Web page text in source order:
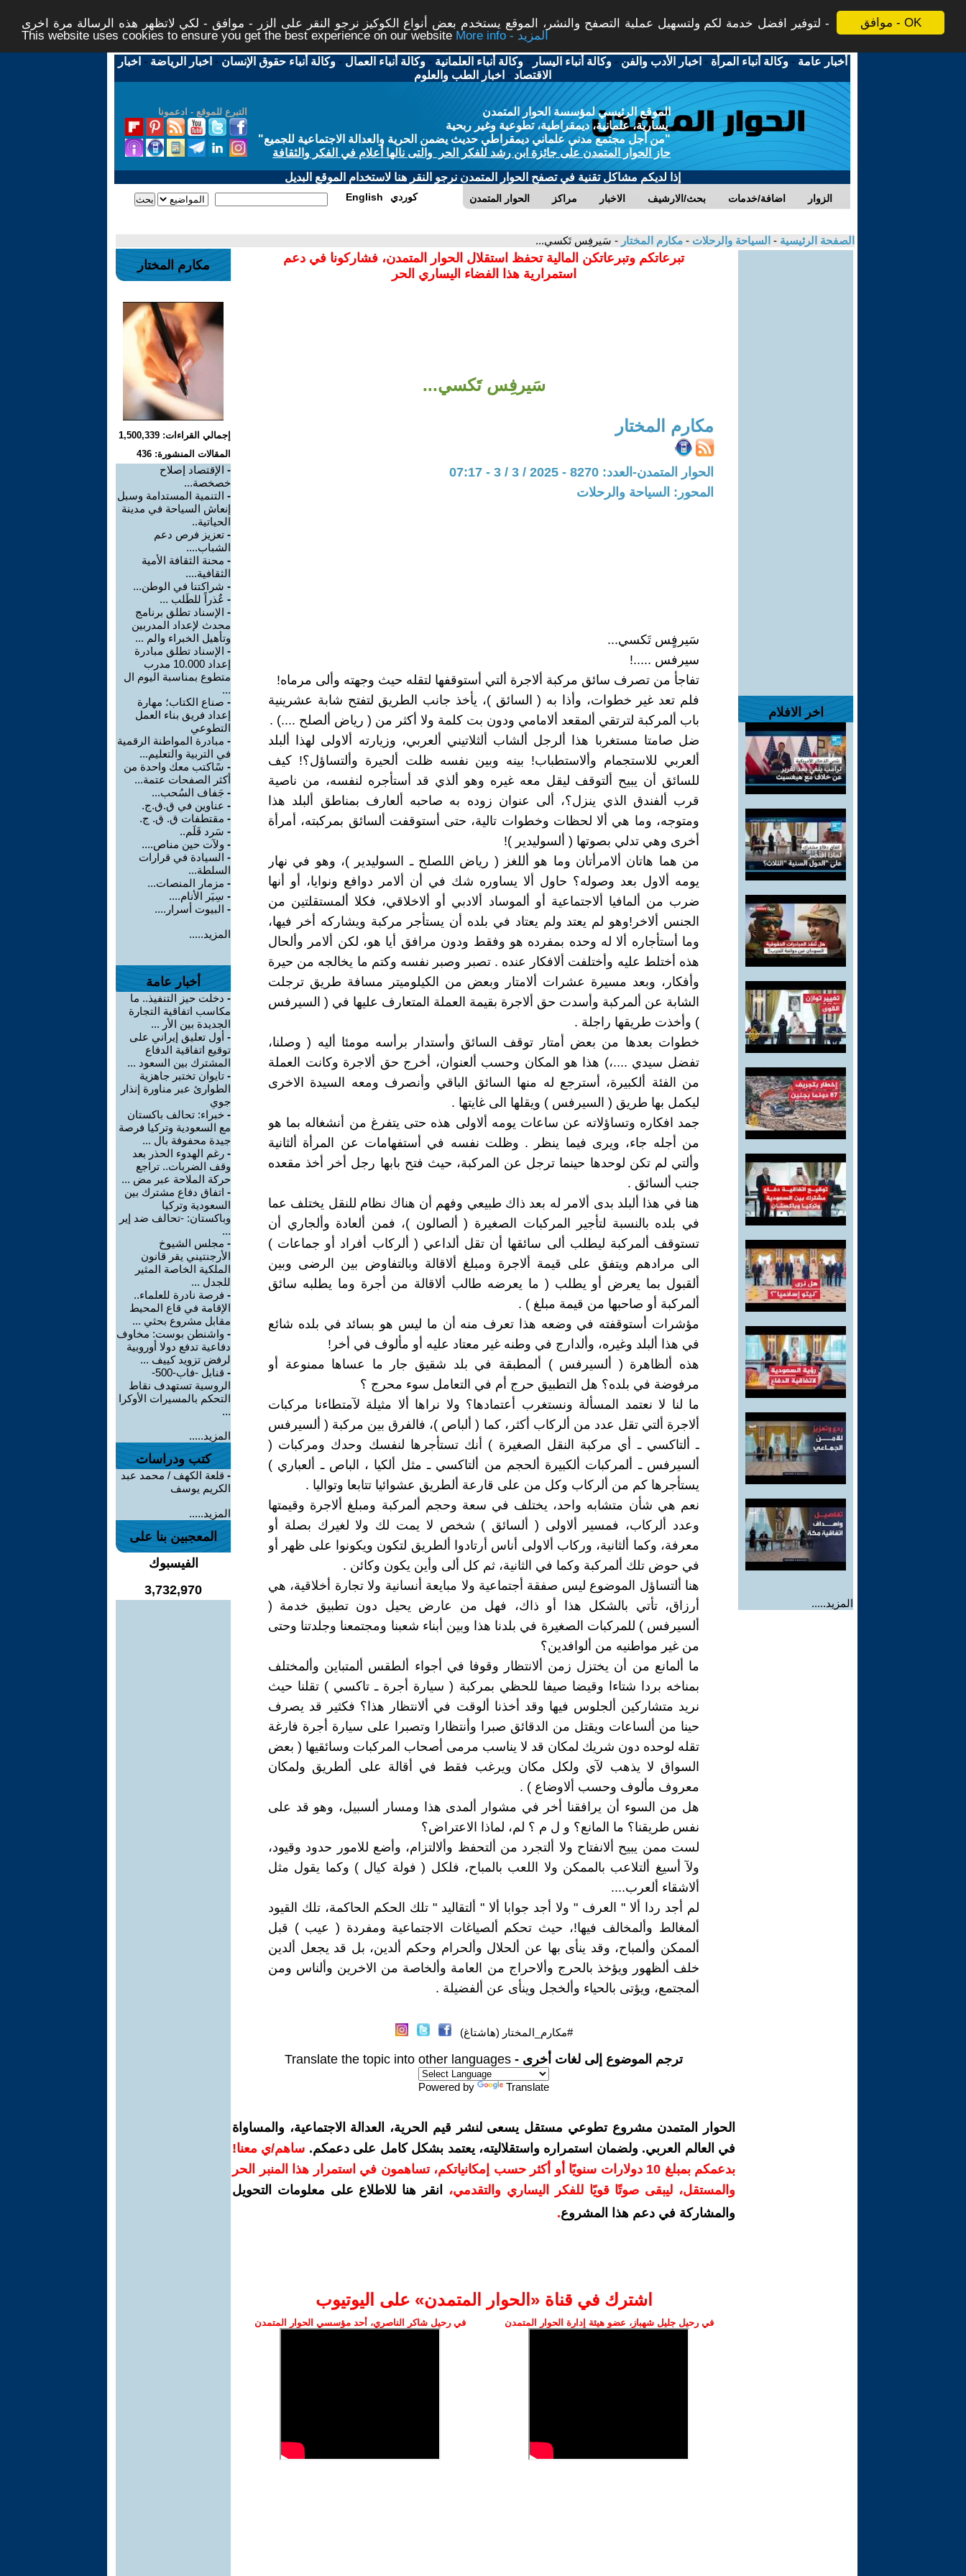
موافق - OK
لتوفير افضل خدمة لكم ولتسهيل عملية التصفح والنشر، الموقع يستخدم بعض أنواع الكوكيز نرجو النقر على الزر - موافق - لكي لاتظهر هذه الرسالة مرة اخرى -
This website uses cookies to ensure you get the best experience on our website
More info - المزيد
أخبار عامة -وكالة أنباء المرأة - اخبار الأدب والفن -وكالة أنباء اليسار -وكالة أنباء العلمانية -وكالة أنباء العمال -وكالة أنباء حقوق الإنسان - اخبار الرياضة - اخبار
الاقتصاد - اخبار الطب والعلوم
التبرع للموقع - ادعمونا
الموقع الرئيسي لمؤسسة الحوار المتمدن
يسارية، علمانية، ديمقراطية، تطوعية وغير ربحية
"من أجل مجتمع مدني علماني ديمقراطي حديث يضمن الحرية والعدالة الاجتماعية للجميع"
حاز الحوار المتمدن على جائزة ابن رشد للفكر الحر والتى نالها أعلام في الفكر والثقافة
إذا لديكم مشاكل تقنية في تصفح الحوار المتمدن نرجو النقر هنا لاستخدام الموقع البديل
الحوار المتمدن مراكز الاخبار بحث/الارشيف اضافة/خدمات الزوار English كوردي
الصفحة الرئيسية - السياحة والرحلات - مكارم المختار - سَيرفِس تَكسي...
اخر الافلام
المزيد.....
تبرعاتكم وتبرعاتكن المالية تحفظ استقلال الحوار المتمدن، فشاركونا في دعم
استمرارية هذا الفضاء اليساري الحر
سَيرفِس تَكسي...
مكارم المختار
الحوار المتمدن-العدد: 8270 - 2025 / 3 / 3 - 07:17
المحور: السياحة والرحلات
سَيرفٍس تَكسي...
سيرفس .....!
تفاجأ من تصرف سائق مركبة ألاجرة ألتي أستوقفها لتقله حيث وجهته وألى مرماه!
فلم تعد غير خطوات، وأذا به ( السائق )، يأخذ جانب الطريق لتفتح شابة عشرينية
باب ألمركبة لترتقي ألمقعد ألامامي ودون بت كلمة ولا أكثر من ( رياض ألصلح ....) .
ضل صامتا مستغربا هذا ألرجل ألشاب ألثلاتيني ألعربي، وزيارته ألاولى لهذا ألبلد
ألعربي للاستجمام وألاستطباب! بينه وبين نفسه ظلت ألحيرة وألتساؤل؟! كيف
للسائق أن يبيح ألتوقف ليقل معه غيره وهو ألذي قد أستأجره لنفسه، من ناصية
قرب ألفندق الذي ينزل؟، ألى عنوان زوده به صاحبه ألعارف بمناطق ألبلد هذا
ومتوجه، وما هي ألا لحظات وخطوات تالية، حتى أستوقفت ألسائق بمركبته، أمرأة
أخرى وهي تدلي بصوتها ( ألسوليدير )!
من هما هاتان ألامرأتان وما هو أللغز ( رياض اللصلح ـ السوليدير )، وهو في نهار
يومه ألاول بعد وصوله؟ حاول ألا يساوره شك في أن ألامر دوافع ونوايا، أو أنها
ضرب من ألمافيا ألاجتماعية أو ألموساد ألادبي أو ألاخلاقي، فكلا ألمستقلتين من
الجنس ألاخر!وهو لم يعتد ولم يعتاد في بلده أن يستأجر مركبة ويشاركه أخر فيها،
وما أستأجاره ألا له وحده بمفرده هو وفقط ودون مرافق أيا هو، لكن ألامر وألحال
هذه أختلط عليه وأختلفت ألافكار عنده . تصبر وصبر نفسه وكتم ما يخالجه من حيرة
وأفكار، وبعد مسيرة عشرات ألامتار وبعض من الكيلوميتر مسافة طريق ترجلت
الشابة عن ألمركبة وأسدت حق ألاجرة بقيمة العملة المتعارف عليها في ( السيرفس
) وأخذت طريقها راجلة .
خطوات بعدها من بعض أمتار توقف السائق وأستدار برأسه مومئا أليه ( وصلنا،
تفضل سيدي ....،) هذا هو المكان وحسب ألعنوان، أخرج حق ألاجرة وكانت العملة
من الفئة ألكبيرة، أسترجع له منها السائق الباقي وأنصرف ومعه السيدة الاخرى
ليكمل بها طريق ( السيرفس ) ويقلها الى غايتها .
جمد افكاره وتساؤلاته عن ساعات يومه ألاولى هذه حتى يتفرغ من أنشغاله بما هو
من أجله جاء، ويرى فيما ينظر . وظلت نفسه في أستفهامات عن المرأة ألثانية
وألتي لم تكن لوحدها حينما ترجل عن المركبة، حيث فتح بابها رجل أخر أخذ مقعده
جنب ألسائق .
هنا في هذا ألبلد بدى ألامر له بعد ذاك طبيعي وفهم أن هناك نظام للنقل يختلف عما
في بلده بالنسبة لتأجير المركبات الصغيرة ( ألصالون )، فمن ألعادة وألجاري أن
تستوقف ألمركبة ليطلب ألى سائقها أن تقل ألداعي ( ألركاب أفراد أو جماعات )
الى مرادهم ويتفق على قيمة ألاجرة ومبلغ ألاقالة وبالتفاوض بين الرضى وبين
ألقبول بما يعرض أو يطلب ( ما يعرضه طالب ألاقالة من أجرة وما يطلبه سائق
ألمركبة أو صاحبها من قيمة مبلغ ) .
مؤشرات أستوقفته في وضعه هذا تعرف منه أن ما ليس هو بسائد في بلده شائع
في هذا ألبلد وغيره، وألدارج في وطنه غير معتاد عليه أو مألوف في أخر!
هذه ألظاهرة ( ألسيرفس ) ألمطبقة في بلد شقيق جار ما عساها ممنوعة أو
مرفوضة في بلده؟ هل التطبيق حرج أم في التعامل سوء محرج ؟
ما لنا لا نعتمد المسألة ونستغرب أعتمادها؟ ولا نراها ألا مثيلة لآمتطاءنا مركبات
ألاجرة ألتي تقل عدد من ألركاب أكثر، كما ( ألباص )، فالفرق بين مركبة ( ألسيرفس
ـ ألتاكسي ـ أي مركبة النقل الصغيرة ) أنك تستأجرها لنفسك وحدك ومركبات (
ألسيرفس ـ ألمركبات ألكبيرة ألحجم من ألتاكسي ـ مثل ألكيا ، الباص ـ ألعباري )
يستأجرها كم من ألركاب وكل من على قارعة ألطريق عشوائيا تتابعا وتواليا .
نعم هي شأن متشابه واحد، يختلف في سعة وحجم ألمركبة ومبلغ ألاجرة وقيمتها
وعدد ألركاب، فمسير ألاولى ( ألسائق ) شخص لا يمت لك ولا لغيرك بصلة أو
معرفة، وكما ألثانية، وركاب ألاولى أناس أرتادوا ألطريق لتكون ويكونوا على ظهر أو
في حوض تلك ألمركبة وكما في الثانية، ثم كل ألى وأين يكون وكائن .
هنا ألتساؤل الموضوع ليس صفقة أجتماعية ولا مبايعة أنسانية ولا تجارة أخلاقية، هي
أرزاق، تأتي بالشكل هذا أو ذاك، فهل من عارض يحيل دون تطبيق خدمة (
ألسيرفس ) للمركبات الصغيرة في بلدنا هذا وبين أبناء شعبنا ومجتمعنا وجلدتنا وحتى
من غير مواطنيه من ألوافدين؟
ما ألمانع من أن يختزل زمن ألانتظار وقوفا في أجواء ألطقس ألمتباين وألمختلف
بمناخه بردا شتاءا وقيضا صيفا للحظي بمركبة ( سيارة أجرة ـ تاكسي ) تقلنا حيث
نريد متشاركين ألجلوس فيها وقد أخذنا ألوقت في ألانتظار هذا؟ فكثير قد يصرف
حينا من ألساعات ويقتل من الدقائق صبرا وأنتظارا وتصبرا على سيارة أجرة فارغة
تقله لوحده دون شريك لمكان قد لا يناسب مرمى أصحاب المركبات وسائقيها ( بعض
السواق لا يذهب لآي ولكل مكان ويرغب فقط في أقالة على ألطريق ولمكان
معروف مألوف وحسب ألاوضاع ) .
هل من السوء أن يرافقنا أخر في مشوار ألمدى هذا ومسار ألسبيل، وهو قد على
نفس طريقنا؟ ما المانع؟ و ل م ؟ لم، لماذا الاعتراض؟
لست ممن يبيح ألانفتاح ولا ألتجرد من ألتحفظ وألالتزام، وأضع للامور حدود وقيود،
ولآ أسيغ ألتلاعب بالممكن ولا اللعب بالمباح، فلكل ( فولة كيال ) وكما يقول مثل
ألاشقاء ألعرب....
لم أجد ردا ألا " العرف " ولا أجد جوابا ألا " ألتقاليد " تلك الحكم الحاكمة، تلك القيود
ألمغالط وألمخالف فيها!، حيث تحكم ألصياغات الاجتماعية ومفردة ( عيب ) قبل
ألممكن وألمباح، وقد ينأى بها عن ألحلال وألحرام وحكم ألدين، بل قد يجعل ألدين
خلف ألظهور ويؤخذ بالحرج وألاحراج من العامة وألخاصة من الاخرين وألناس ومن
ألمجتمع، ويؤتى بالحياء وألخجل وينأى عن ألفضيلة .
#مكارم_المختار (هاشتاغ)
ترجم الموضوع إلى لغات أخرى - Translate the topic into other languages
Powered by Translate
الحوار المتمدن مشروع تطوعي مستقل يسعى لنشر قيم الحرية، العدالة الاجتماعية، والمساواة
في العالم العربي. ولضمان استمراره واستقلاليته، يعتمد بشكل كامل على دعمكم. ساهم/ي معنا!
بدعمكم بمبلغ 10 دولارات سنويًا أو أكثر حسب إمكانياتكم، تساهمون في استمرار هذا المنبر الحر
والمستقل، ليبقى صوتًا قويًا للفكر اليساري والتقدمي،
انقر هنا للاطلاع على معلومات التحويل
والمشاركة في دعم هذا المشروع.
اشترك في قناة ‫«الحوار المتمدن» على اليوتيوب
في رحيل جليل شهباز، عضو هيئة إدارة الحوار المتمدن في رحيل شاكر الناصري، أحد مؤسسي الحوار المتمدن
مكارم المختار
إجمالي القراءات: 1,500,339
المقالات المنشورة: 436
- الإقتصاد إصلاح
خصخصة...
- التنمية المستدامة وسبل
إنعاش السياحة في مدينة
الحياتية..
- تعزيز فرص دعم
الشباب....
- محنة الثقافة الأمية
الثقافية....
- شراكتنا في الوطن...
- عٌذراً للطَلب ...
- الإسناد تطلق برنامج
محدث لإعداد المدربين
وتأهيل الخبراء والم ...
- الإسناد تطلق مبادرة
إعداد 10.000 مدرب
متطوع بمناسبة اليوم ال
...
- صناع الكتاب؛ مهارة
إعداد فريق بناء العمل
التطوعي
- مبادرة المواطنة الرقمية
في التربية والتعليم...
- سًاكتب معك واحدة من
أكثر الصفحات عتمة...
- جَفاف السُحب...
- عناوين في ق.ق.ج.
- مقتطفات ق. ق. ج.
- سَرد قَلَم..
- ولآت حين مناص....
- السيادة في قرارات
السلطة...
- مزمار المنصات...
- سِيَر الأنام....
- البيوت أسرار....
المزيد.....
أخبار عامة
- دخلت حيز التنفيذ.. ما
مكاسب اتفاقية التجارة
الجديدة بين الأر ...
- أول تعليق إيراني على
توقيع اتفاقية الدفاع
المشترك بين السعود ...
- تايوان تختبر جاهزية
الطوارئ عبر مناورة إنذار
جوي
- خبراء: تحالف باكستان
مع السعودية وتركيا فرصة
جيدة محفوفة بال ...
- رغم الهدوء الحذر بعد
وقف الضربات.. تراجع
حركة الملاحة عبر مض ...
- اتفاق دفاع مشترك بين
السعودية وتركيا
وباكستان: -تحالف ضد إير
...
- مجلس الشيوخ
الأرجنتيني يقر قانون
الملكية الخاصة المثير
للجدل ...
- فرصة نادرة للعلماء..
الإقامة في قاع المحيط
مقابل مشروع بحثي ...
- واشنطن بوست: مخاوف
دفاعية تدفع دولا أوروبية
لرفض تزويد كييف ...
-
قنابل -فاب-500-
الروسية تستهدف نقاط
التحكم بالمسيرات الأوكرا
...
المزيد.....
كتب ودراسات
- قلعة الكهف / محمد عبد
الكريم يوسف
المزيد.....
المعجبين بنا على
الفيسبوك
3,732,970